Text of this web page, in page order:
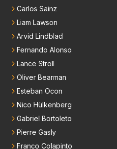
Carlos Sainz
Liam Lawson
Arvid Lindblad
Fernando Alonso
Lance Stroll
Oliver Bearman
Esteban Ocon
Nico Hülkenberg
Gabriel Bortoleto
Pierre Gasly
Franco Colapinto